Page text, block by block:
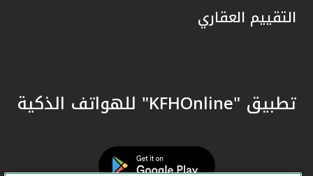
التقييم العقاري
تطبيق "KFHOnline" للهواتف الذكية